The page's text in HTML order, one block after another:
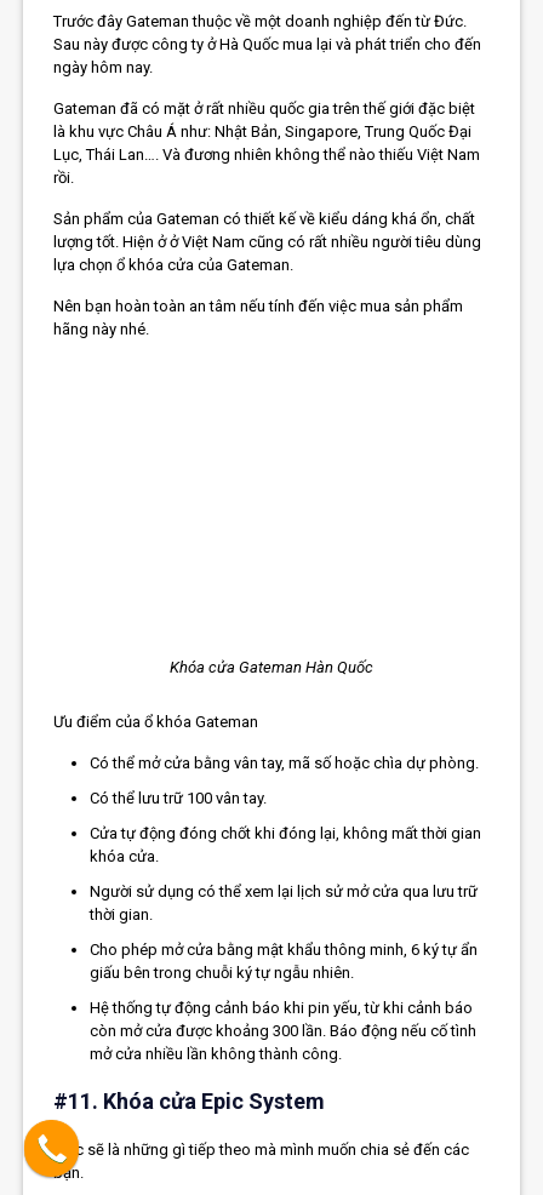
Trước đây Gateman thuộc về một doanh nghiệp đến từ Đức.
Sau này được công ty ở Hà Quốc mua lại và phát triển cho đến
ngày hôm nay.
Gateman đã có mặt ở rất nhiều quốc gia trên thế giới đặc biệt
là khu vực Châu Á như: Nhật Bản, Singapore, Trung Quốc Đại
Lục, Thái Lan…. Và đương nhiên không thể nào thiếu Việt Nam
rồi.
Sản phẩm của Gateman có thiết kế về kiểu dáng khá ổn, chất
lượng tốt. Hiện ở ở Việt Nam cũng có rất nhiều người tiêu dùng
lựa chọn ổ khóa cửa của Gateman.
Nên bạn hoàn toàn an tâm nếu tính đến việc mua sản phẩm
hãng này nhé.
Khóa cửa Gateman Hàn Quốc
Ưu điểm của ổ khóa Gateman
Có thể mở cửa bằng vân tay, mã số hoặc chìa dự phòng.
Có thể lưu trữ 100 vân tay.
Cửa tự động đóng chốt khi đóng lại, không mất thời gian
khóa cửa.
Người sử dụng có thể xem lại lịch sử mở cửa qua lưu trữ
thời gian.
Cho phép mở cửa bằng mật khẩu thông minh, 6 ký tự ẩn
giấu bên trong chuỗi ký tự ngẫu nhiên.
Hệ thống tự động cảnh báo khi pin yếu, từ khi cảnh báo
còn mở cửa được khoảng 300 lần. Báo động nếu cố tình
mở cửa nhiều lần không thành công.
#11. Khóa cửa Epic System
Epic sẽ là những gì tiếp theo mà mình muốn chia sẻ đến các
bạn.